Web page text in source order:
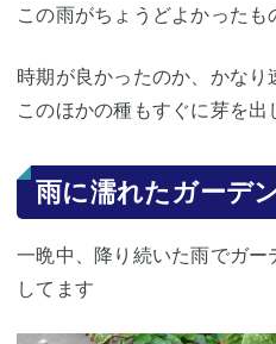
この雨がちょうどよかったも
時期が良かったのか、かな
このほかの種もすぐに芽を
雨に濡れたガーデ
一晩中、降り続いた雨でガー
してます